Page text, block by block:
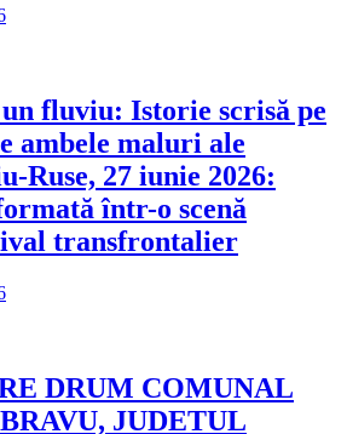
fluviu: Istorie scrisă pe
ambele maluri ale
Ruse, 27 iunie 2026:
într-o scenă
transfrontalier
DRUM COMUNAL
JUDETUL